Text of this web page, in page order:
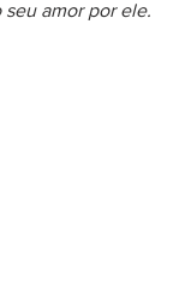
amor por ele.